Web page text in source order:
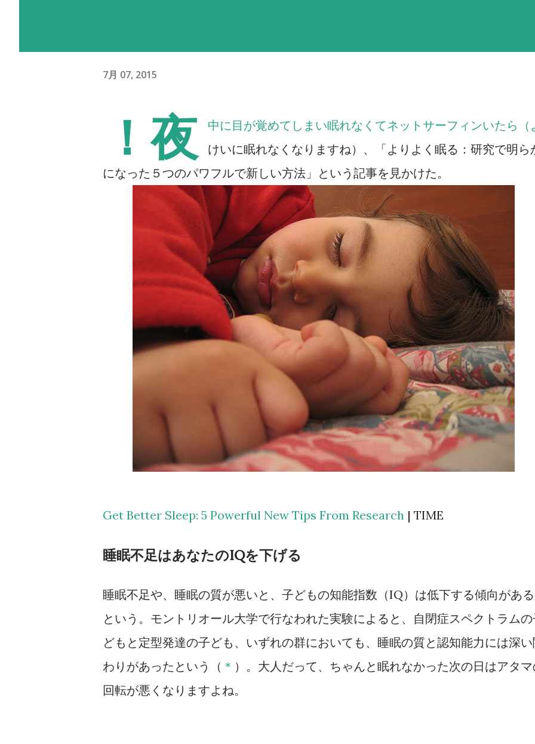
7月 07, 2015
！夜
中に目が覚めてしまい眠れなくてネットサーフィンいたら（
けいに眠れなくなりますね）、「よりよく眠る：研究で明ら
になった５つのパワフルで新しい方法」という記事を見かけた。
Get Better Sleep: 5 Powerful New Tips From Research | TIME
睡眠不足はあなたのIQを下げる
睡眠不足や、睡眠の質が悪いと、子どもの知能指数（IQ）は低下する傾向がある
という。モントリオール大学で行なわれた実験によると、自閉症スペクトラム
どもと定型発達の子ども、いずれの群においても、睡眠の質と認知能力には深
わりがあったという（ ＊ ）。大人だって、ちゃんと眠れなかった次の日はアタ
回転が悪くなりますよね。